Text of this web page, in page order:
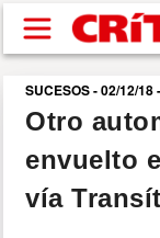
Pasar al
SUCESOS
SUCESOS - 02/12/18
Otro
envuelto
vía